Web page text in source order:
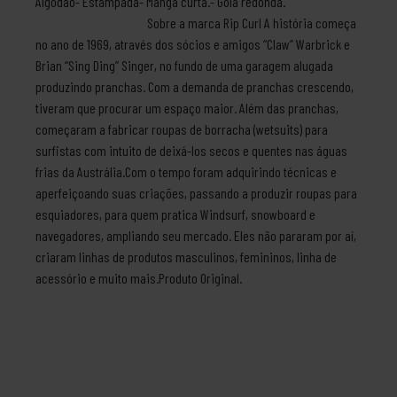
Sobre a marca Rip Curl A história começa
no ano de 1969, através dos sócios e amigos “Claw” Warbrick e
Brian “Sing Ding” Singer, no fundo de uma garagem alugada
produzindo pranchas. Com a demanda de pranchas crescendo,
tiveram que procurar um espaço maior. Além das pranchas,
começaram a fabricar roupas de borracha (wetsuits) para
surfistas com intuito de deixá-los secos e quentes nas águas
frias da Austrália.Com o tempo foram adquirindo técnicas e
aperfeiçoando suas criações, passando a produzir roupas para
esquiadores, para quem pratica Windsurf, snowboard e
navegadores, ampliando seu mercado. Eles não pararam por aí,
criaram linhas de produtos masculinos, femininos, linha de
acessório e muito mais.Produto Original.